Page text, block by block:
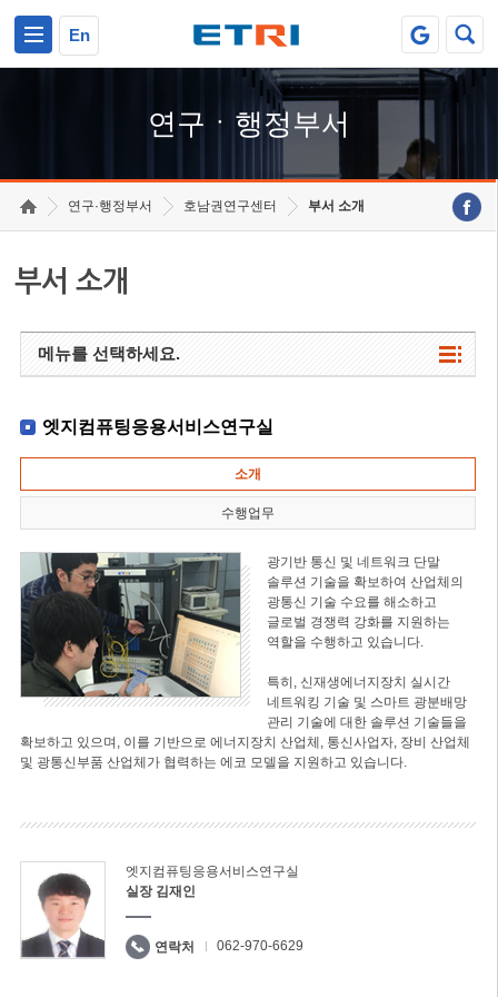
En
연구ㆍ행정부서
연구·행정부서 호남권연구센터 부서 소개
부서 소개
메뉴를 선택하세요.
엣지컴퓨팅응용서비스연구실
소개
수행업무
광기반 통신 및 네트워크 단말
솔루션 기술을 확보하여 산업체의
광통신 기술 수요를 해소하고
글로벌 경쟁력 강화를 지원하는
역할을 수행하고 있습니다.
특히, 신재생에너지장치 실시간
네트워킹 기술 및 스마트 광분배망
관리 기술에 대한 솔루션 기술들을
확보하고 있으며, 이를 기반으로 에너지장치 산업체, 통신사업자, 장비 산업체
및 광통신부품 산업체가 협력하는 에코 모델을 지원하고 있습니다.
엣지컴퓨팅응용서비스연구실
실장 김재인
연락처 062-970-6629